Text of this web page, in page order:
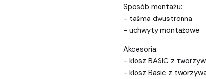
Sposób montażu:
- taśma dwustronna
- uchwyty montażowe
Akcesoria:
- klosz BASIC z
- klosz Basic z